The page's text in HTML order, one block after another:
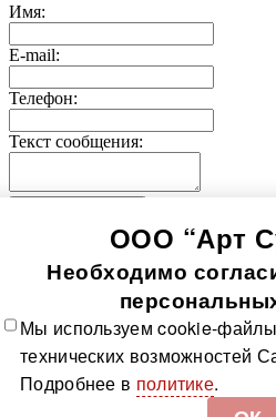
Имя:
E-mail:
Телефон:
Текст сообщения:
Значки-медали
Использование информации,
числе фото продукции, без
возникновение ответственности
РФ, ст. 7.12 КоАП РФ и ст. 146,
Все значки Все медали О
изготовления Политика в
персональных данных Доставка и
ООО “Арт
Необходимо
Мы используем cookie-
технических возможностей
Подробнее в политике.